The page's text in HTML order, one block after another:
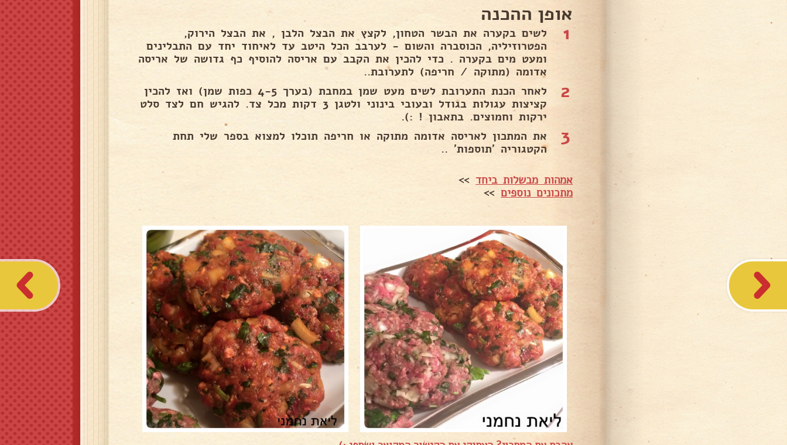
אופן ההכנה
1
לשים בקערה את הבשר הטחון, לקצץ את הבצל הלבן , את הבצל הירוק,
הפטרוזיליה, הכוסברה והשום - לערבב הכל היטב עד לאיחוד יחד עם התבלינים
ומעט מים בקערה . כדי להכין את הקבב עם אריסה להוסיף כף גדושה של אריסה
אדומה (מתוקה / חריפה) לתערובת..
2
לאחר הכנת התערובת לשים מעט שמן במחבת (בערך 4-5 כפות שמן) ואז להכין
קציצות עגולות בגודל ובעובי בינוני ולטגן 3 דקות מכל צד. להגיש חם לצד סלט
ירקות וחמוצים. בתאבון ! :).
3
את המתכון לאריסה אדומה מתוקה או חריפה תוכלו למצוא בספר שלי תחת
הקטגוריה ׳תוספות׳ ..
אמהות מבשלות ביחד >>
מתכונים נוספים>>